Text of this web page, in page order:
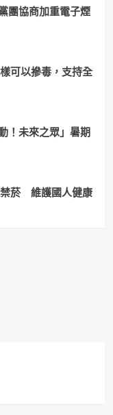
團協商加重電子煙
可以摻毒，支持全
！未來之眾」暑期
禁菸 維護國人健康